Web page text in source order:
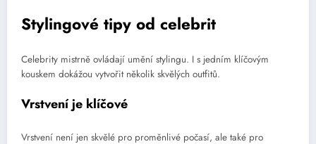
Stylingové tipy od celebrit
Celebrity mistrně ovládají umění stylingu. I s jedním klíčovým
kouskem dokážou vytvořit několik skvělých outfitů.
Vrstvení je klíčové
Vrstvení není jen skvělé pro proměnlivé počasí, ale také pro